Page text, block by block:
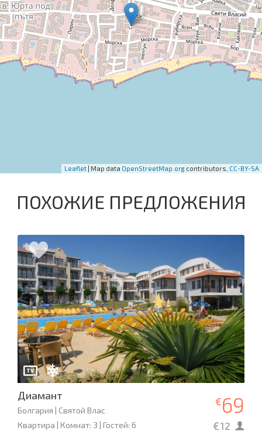
Leaflet | Map data OpenStreetMap.org contributors, CC-BY-SA
ПОХОЖИЕ ПРЕДЛОЖЕНИЯ
Диамант
Болгария | Святой Влас
Квартира | Комнат: 3 | Гостей: 6
€69
€12